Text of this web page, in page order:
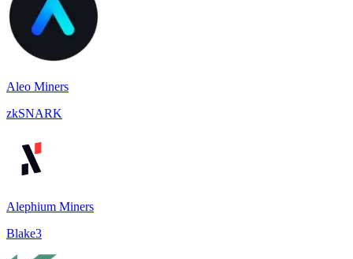
Aleo Miners
zkSNARK
Alephium Miners
Blake3